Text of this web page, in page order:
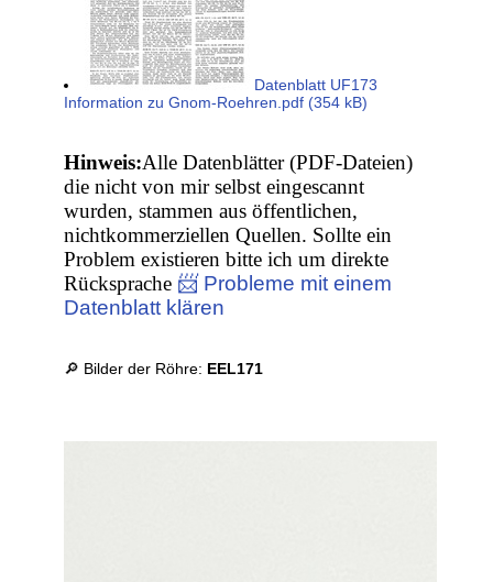
Datenblatt UF173
Information zu Gnom-Roehren.pdf (354 kB)
Hinweis:Alle Datenblätter (PDF-Dateien)
die nicht von mir selbst eingescannt
wurden, stammen aus öffentlichen,
nichtkommerziellen Quellen. Sollte ein
Problem existieren bitte ich um direkte
Rücksprache 📨 Probleme mit einem
Datenblatt klären
🔎 Bilder der Röhre: EEL171